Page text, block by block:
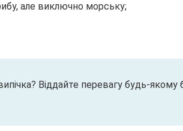
але виключно морську;
Віддайте перевагу будь-